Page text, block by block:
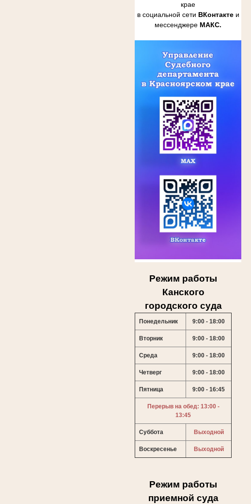
крае
в социальной сети ВКонтактеи
мессенджере МАКС.
Режим работы
Канского
городского суда
Понедельник 9:00 - 18:00
Вторник 9:00 - 18:00
Среда 9:00 - 18:00
Четверг 9:00 - 18:00
Пятница 9:00 - 16:45
Перерыв на обед: 13:00 -
13:45
Суббота Выходной
Воскресенье Выходной
Режим работы
приемной суда